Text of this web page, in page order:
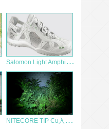
S
alomon Light Amphibian 2 W 女款水陆两栖鞋评测报告
N
ITECORE TIP Cu入手体验